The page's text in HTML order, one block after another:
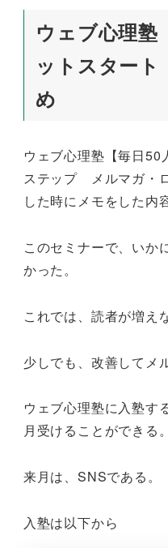
ウェブ心理塾
ットスタート
め
ウェブ心理塾【毎日50
ステップ メルマガ・
した時にメモをした内
このセミナーで、いか
かった。
これでは、読者が増え
少しでも、改善してメ
ウェブ心理塾に入塾す
月受けることができる。
来月は、SNSである。
入塾は以下から